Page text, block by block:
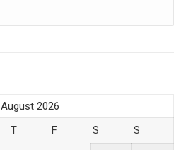
August 2026
T F S
S